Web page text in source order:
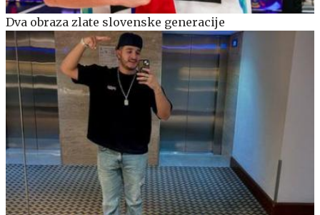
Dva obraza zlate slovenske generacije